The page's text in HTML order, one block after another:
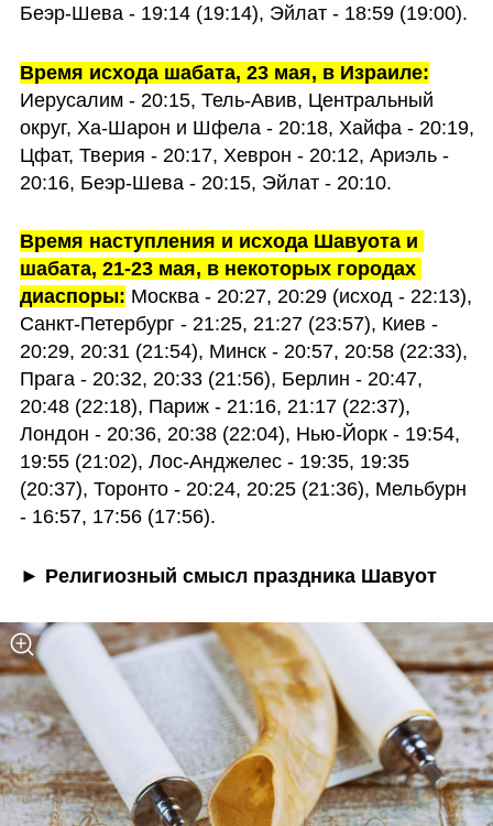
Беэр-Шева - 19:14 (19:14), Эйлат - 18:59 (19:00).
Время исхода шабата, 23 мая, в Израиле:
Иерусалим - 20:15, Тель-Авив, Центральный
округ, Ха-Шарон и Шфела - 20:18, Хайфа - 20:19,
Цфат, Тверия - 20:17, Хеврон - 20:12, Ариэль -
20:16, Беэр-Шева - 20:15, Эйлат - 20:10.
Время наступления и исхода Шавуота и
шабата, 21-23 мая, в некоторых городах
диаспоры: Москва - 20:27, 20:29 (исход - 22:13),
Санкт-Петербург - 21:25, 21:27 (23:57), Киев -
20:29, 20:31 (21:54), Минск - 20:57, 20:58 (22:33),
Прага - 20:32, 20:33 (21:56), Берлин - 20:47,
20:48 (22:18), Париж - 21:16, 21:17 (22:37),
Лондон - 20:36, 20:38 (22:04), Нью-Йорк - 19:54,
19:55 (21:02), Лос-Анджелес - 19:35, 19:35
(20:37), Торонто - 20:24, 20:25 (21:36), Мельбурн
- 16:57, 17:56 (17:56).
► Религиозный смысл праздника Шавуот